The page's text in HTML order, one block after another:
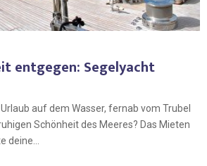
entgegen: Segelyacht
auf dem Wasser, fernab vom Trubel
Schönheit des Meeres? Das Mieten
deine...